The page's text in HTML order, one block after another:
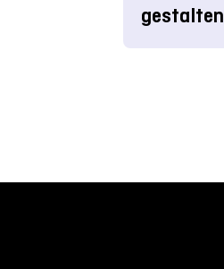
gestalten